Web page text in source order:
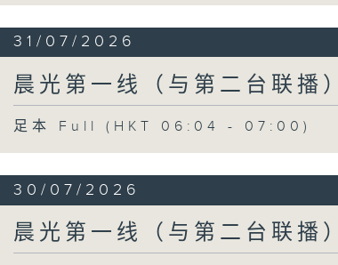
31/07/2026
晨光第一线（与第二台联播）
足本 Full (HKT 06:04 - 07:00)
30/07/2026
晨光第一线（与第二台联播）